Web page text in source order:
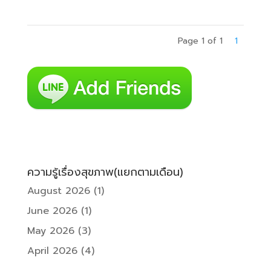
Page 1 of 1 1
ความรู้เรื่องสุขภาพ(แยกตามเดือน)
August 2026(1)
June 2026(1)
May 2026(3)
April 2026(4)